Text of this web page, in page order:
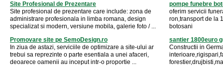
Site Profesional de Prezentare
Site profesional de prezentare care include: zona de
administrare profesionala in limba romana, design
specializat si modern, versiune mobila, galerie foto / ...
pompe funebre
oferim servicii
ron,transport de la
botosani
Promovare site pe SemoDesign.ro
In ziua de astazi, serviciile de optimizare a site-ului ar
trebui sa reprezinte o parte esentiala a unei afaceri,
deoarece oamenii au inceput intr-o proportie ...
santier 1800euro
Constructii in